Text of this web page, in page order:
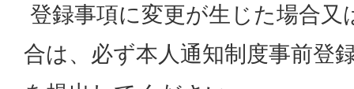
登録事項に変更が生じた場合
合は、必ず本人通知制度事前登